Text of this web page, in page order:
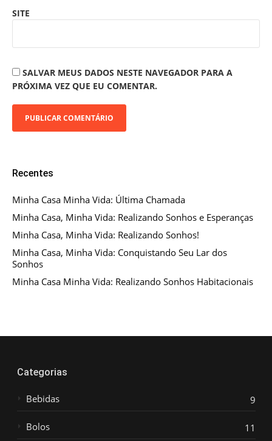
SITE
SALVAR MEUS DADOS NESTE NAVEGADOR PARA A
PRÓXIMA VEZ QUE EU COMENTAR.
Recentes
Minha Casa Minha Vida: Última Chamada
Minha Casa, Minha Vida: Realizando Sonhos e Esperanças
Minha Casa, Minha Vida: Realizando Sonhos!
Minha Casa, Minha Vida: Conquistando Seu Lar dos
Sonhos
Minha Casa Minha Vida: Realizando Sonhos Habitacionais
Categorias
Bebidas 9
Bolos 11